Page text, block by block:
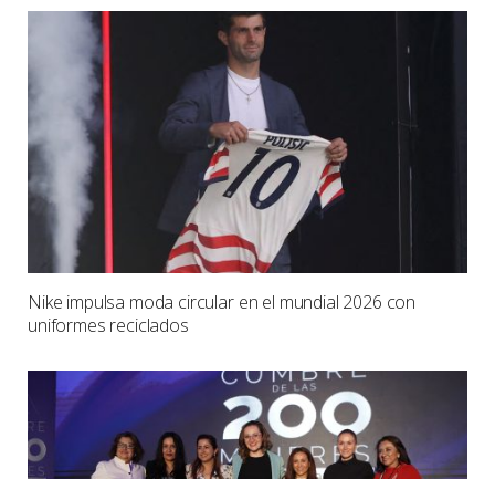
Nike impulsa moda circular en el mundial 2026 con
uniformes reciclados